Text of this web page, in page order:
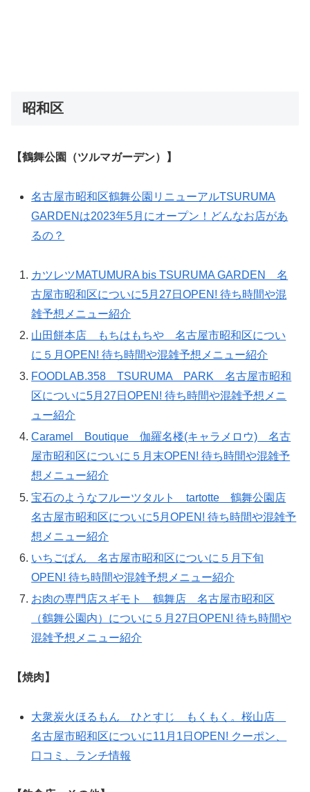
昭和区
【鶴舞公園（ツルマガーデン）】
名古屋市昭和区鶴舞公園リニューアルTSURUMA
GARDENは2023年5月にオープン！どんなお店があ
るの？
カツレツMATUMURA bis TSURUMA GARDEN 名
古屋市昭和区についに5月27日OPEN! 待ち時間や混
雑予想メニュー紹介
山田餅本店 もちはもちや 名古屋市昭和区につい
に５月OPEN! 待ち時間や混雑予想メニュー紹介
FOODLAB.358 TSURUMA PARK 名古屋市昭和
区についに5月27日OPEN! 待ち時間や混雑予想メニ
ュー紹介
Caramel Boutique 伽羅名楼(キャラメロウ) 名古
屋市昭和区についに５月末OPEN! 待ち時間や混雑予
想メニュー紹介
宝石のようなフルーツタルト tartotte 鶴舞公園店
名古屋市昭和区についに5月OPEN! 待ち時間や混雑予
想メニュー紹介
いちごぱん 名古屋市昭和区についに５月下旬
OPEN! 待ち時間や混雑予想メニュー紹介
お肉の専門店スギモト 鶴舞店 名古屋市昭和区
（鶴舞公園内）についに５月27日OPEN! 待ち時間や
混雑予想メニュー紹介
【焼肉】
大衆炭火ほるもん ひとすじ もくもく。桜山店
名古屋市昭和区についに11月1日OPEN! クーポン、
口コミ、ランチ情報